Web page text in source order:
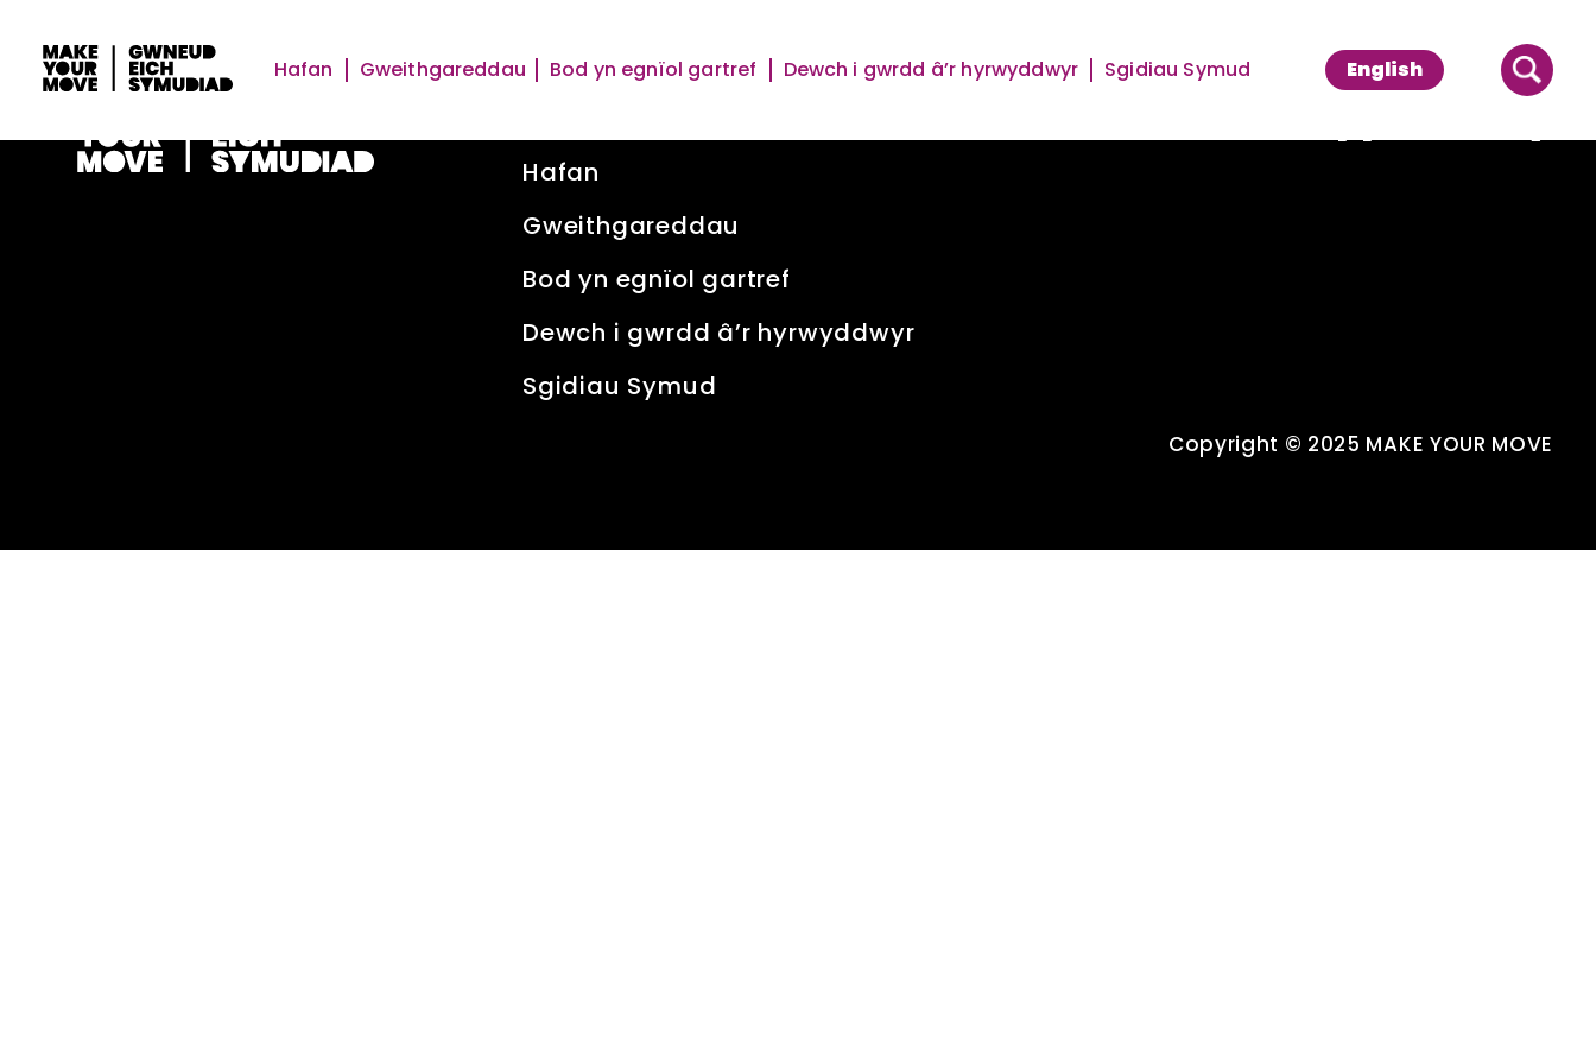
Hafan Gweithgareddau Bod yn egnïol gartref Dewch i gwrdd â’r hyrwyddwyr Sgidiau Symud English
Hafan
Gweithgareddau
Bod yn egnïol gartref
Dewch i gwrdd â’r hyrwyddwyr
Sgidiau Symud
Copyright © 2025 MAKE YOUR MOVE